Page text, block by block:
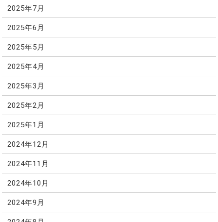
2025年7月
2025年6月
2025年5月
2025年4月
2025年3月
2025年2月
2025年1月
2024年12月
2024年11月
2024年10月
2024年9月